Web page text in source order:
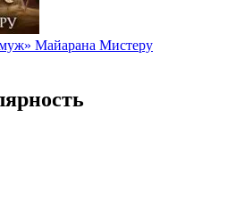
Майарана Мистеру